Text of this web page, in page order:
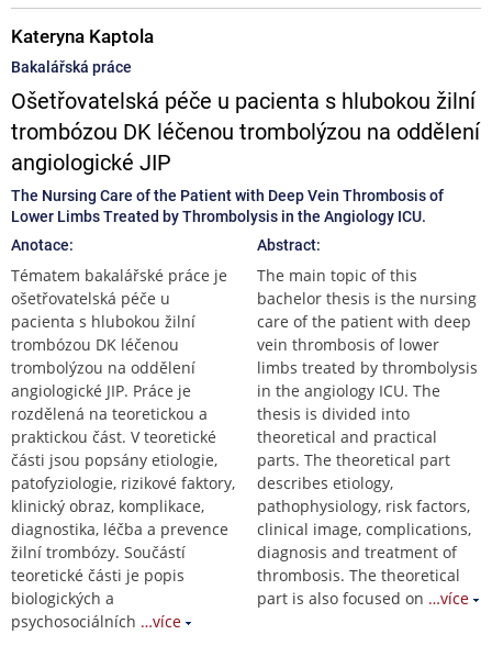
Kateryna Kaptola
Bakalářská práce
Ošetřovatelská péče u pacienta s hlubokou žilní
trombózou DK léčenou trombolýzou na oddělení
angiologické JIP
The Nursing Care of the Patient with Deep Vein Thrombosis of
Lower Limbs Treated by Thrombolysis in the Angiology ICU.
Anotace:
Tématem bakalářské práce je
ošetřovatelská péče u
pacienta s hlubokou žilní
trombózou DK léčenou
trombolýzou na oddělení
angiologické JIP. Práce je
rozdělená na teoretickou a
praktickou část. V teoretické
části jsou popsány etiologie,
patofyziologie, rizikové faktory,
klinický obraz, komplikace,
diagnostika, léčba a prevence
žilní trombózy. Součástí
teoretické části je popis
biologických a
psychosociálních …více
Abstract:
The main topic of this
bachelor thesis is the nursing
care of the patient with deep
vein thrombosis of lower
limbs treated by thrombolysis
in the angiology ICU. The
thesis is divided into
theoretical and practical
parts. The theoretical part
describes etiology,
pathophysiology, risk factors,
clinical image, complications,
diagnosis and treatment of
thrombosis. The theoretical
part is also focused on …více